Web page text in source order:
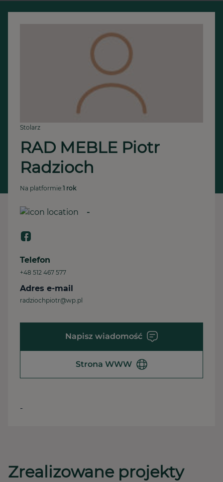
Stolarz
RAD MEBLE Piotr
Radzioch
Na platformie:1 rok
-
Telefon
+48 512 467 577
Adres e-mail
radziochpiotr@wp.pl
Napisz wiadomość
Strona WWW
-
Zrealizowane projekty